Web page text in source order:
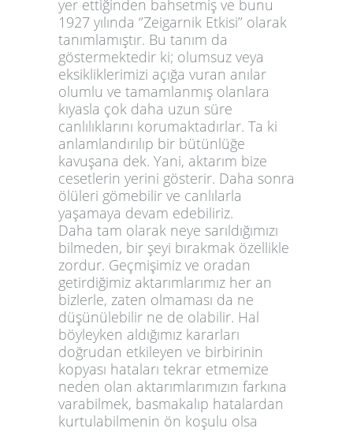
yer ettiğinden bahsetmiş ve bunu
1927 yılında ‘’Zeigarnik Etkisi’’ olarak
tanımlamıştır. Bu tanım da
göstermektedir ki; olumsuz veya
eksikliklerimizi açığa vuran anılar
olumlu ve tamamlanmış olanlara
kıyasla çok daha uzun süre
canlılıklarını korumaktadırlar. Ta ki
anlamlandırılıp bir bütünlüğe
kavuşana dek. Yani, aktarım bize
cesetlerin yerini gösterir. Daha sonra
ölüleri gömebilir ve canlılarla
yaşamaya devam edebiliriz.
Daha tam olarak neye sarıldığımızı
bilmeden, bir şeyi bırakmak özellikle
zordur. Geçmişimiz ve oradan
getirdiğimiz aktarımlarımız her an
bizlerle, zaten olmaması da ne
düşünülebilir ne de olabilir. Hal
böyleyken aldığımız kararları
doğrudan etkileyen ve birbirinin
kopyası hataları tekrar etmemize
neden olan aktarımlarımızın farkına
varabilmek, basmakalıp hatalardan
kurtulabilmenin ön koşulu olsa